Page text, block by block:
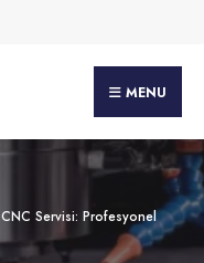
MENU
CNC Servisi: Profesyonel